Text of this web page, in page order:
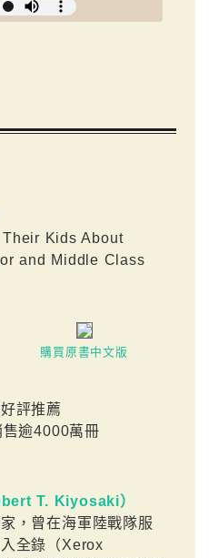
Kids About
and Middle Class
購買原書中文版
評推薦
逾4000萬冊
T. Kiyosaki）
，曾在海軍陸戰隊服
全錄（Xerox